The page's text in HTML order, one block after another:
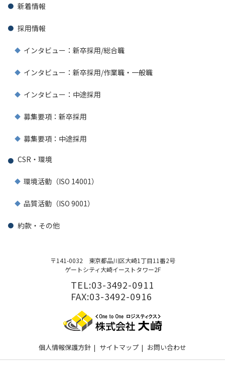
〒141-0032 東京都品川区大崎1丁目11番2号
ゲートシティ大崎イーストタワー2F
TEL:03-3492-0911
FAX:03-3492-0916
新着情報
採用情報
インタビュー：新卒採用/総合職
インタビュー：新卒採用/作業職・一般職
インタビュー：中途採用
募集要項：新卒採用
募集要項：中途採用
CSR・環境
環境活動（ISO 14001）
品質活動（ISO 9001）
約款・その他
個人情報保護方針 | サイトマップ | お問い合わせ